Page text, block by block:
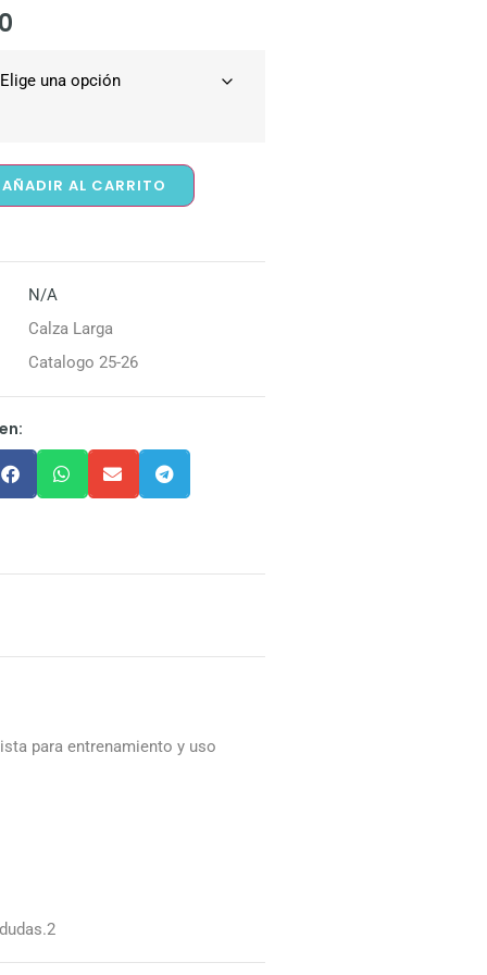
AÑADIR AL CARRITO
N/A
Calza Larga
Catalogo 25-26
para entrenamiento y uso